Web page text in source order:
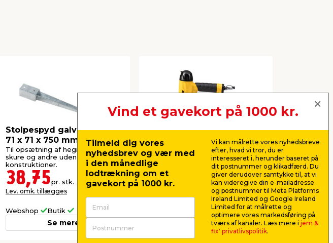
Stolpespyd galvaniseret
71 x 71 x 750 mm
Til opsætning af hegn, carporte,
skure og andre udendørs
konstruktioner.
38,75pr. stk.
Lev. omk. tillægges
Webshop Butik
Se mere
Falke® søm- og
hæftepistol trykluft
Til trykluft. 1000 søm og 500
klammer medfølger.
288,00 pr. stk.
Se mere
Høvlet
x 100 x
vægge og
Høvlet: 21,5
9,75
Butik
Vind et gavekort på 1000 kr.
Tilmeld dig vores
nyhedsbrev og vær med
i den månedlige
lodtrækning om et
gavekort på 1000 kr.
Vi kan målrette vores nyhedsbreve
efter, hvad vi tror, du er
interesseret i, herunder baseret på
dit postnummer og klikadfærd. Du
giver derudover samtykke til, at vi
kan videregive din e-mailadresse
og postnummer til Meta Platforms
Ireland Limited og Google Ireland
Limited for at målrette og
optimere vores markedsføring på
tværs af kanaler. Læs mere i jem &
fix' privatlivspolitik.